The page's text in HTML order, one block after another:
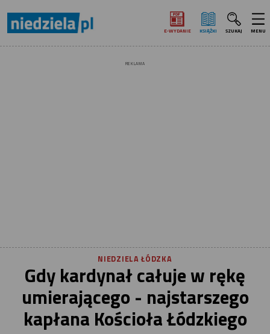
E‑WYDANIE KSIĄŻKI SZUKAJ MENU
REKLAMA
NIEDZIELA ŁÓDZKA
Gdy kardynał całuje w rękę
umierającego - najstarszego
kapłana Kościoła Łódzkiego